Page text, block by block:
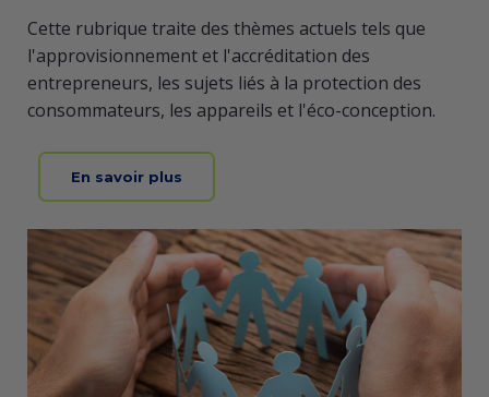
Cette rubrique traite des thèmes actuels tels que
l'approvisionnement et l'accréditation des
entrepreneurs, les sujets liés à la protection des
consommateurs, les appareils et l'éco-conception.
En savoir plus